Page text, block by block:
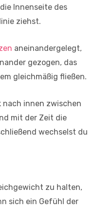
Innenseite des
ziehst.
aneinandergelegt,
gezogen, das
gleichmäßig fließen.
nach innen zwischen
mit der Zeit die
wechselst du
zu halten,
sich ein Gefühl der